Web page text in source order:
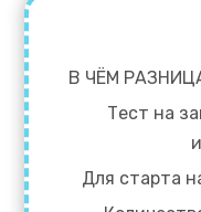
В ЧЁМ
Тест на
Для старта